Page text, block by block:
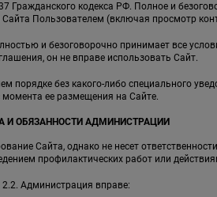
Гражданского кодекса РФ. Полное и
Пользователем (включая просмотр
и безоговорочно принимает все
он не вправе использовать Сайт.
без какого-либо специального
момента ее размещения на Сайте.
И ОБЯЗАННОСТИ АДМИНИСТРАЦИИ
Сайта, однако не несет
профилактических работ или
2.2. Администрация вправе: